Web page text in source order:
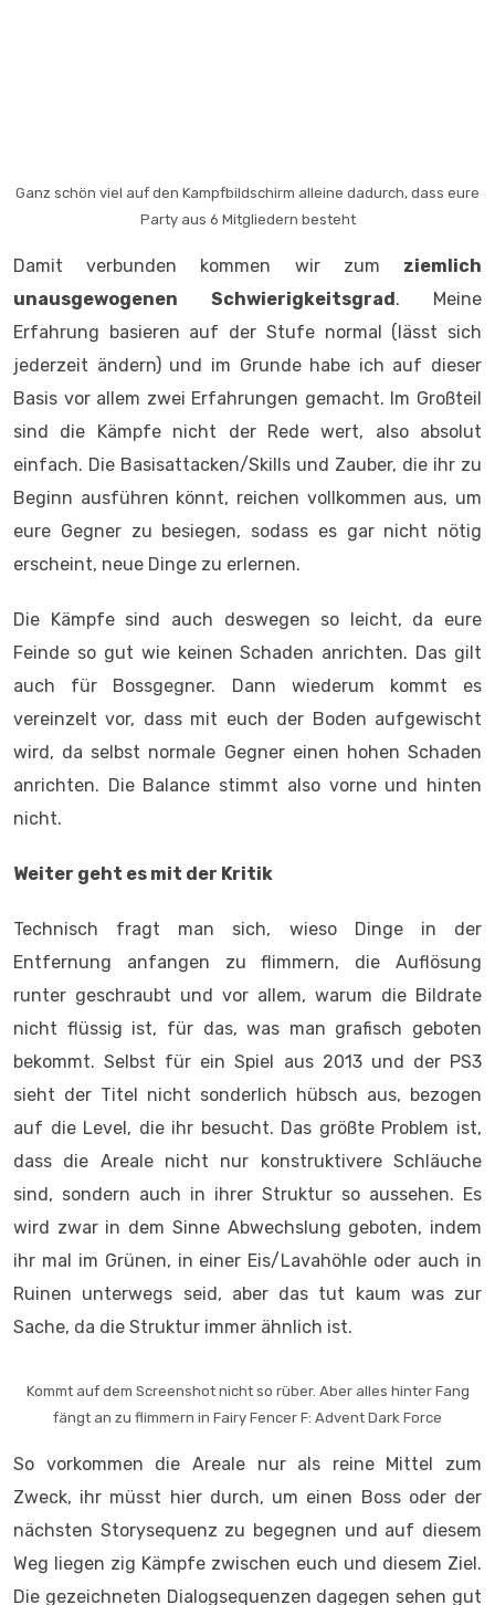
sind die Kämpfe nicht der Rede wert, also absolut
einfach. Die Basisattacken/Skills und Zauber, die ihr zu
Beginn ausführen könnt, reichen vollkommen aus, um
eure Gegner zu besiegen, sodass es gar nicht nötig
erscheint, neue Dinge zu erlernen.
Die Kämpfe sind auch deswegen so leicht, da eure
Feinde so gut wie keinen Schaden anrichten. Das gilt
auch für Bossgegner. Dann wiederum kommt es
vereinzelt vor, dass mit euch der Boden aufgewischt
wird, da selbst normale Gegner einen hohen Schaden
anrichten. Die Balance stimmt also vorne und hinten
Weiter geht es mit der Kritik
Technisch fragt man sich, wieso Dinge in der
Entfernung anfangen zu flimmern, die Auflösung
runter geschraubt und vor allem, warum die Bildrate
nicht flüssig ist, für das, was man grafisch geboten
bekommt. Selbst für ein Spiel aus 2013 und der PS3
sieht der Titel nicht sonderlich hübsch aus, bezogen
dass die Areale nicht nur konstruktivere Schläuche
sind, sondern auch in ihrer Struktur so aussehen. Es
wird zwar in dem Sinne Abwechslung geboten, indem
ihr mal im Grünen, in einer Eis/Lavahöhle oder auch in
Ruinen unterwegs seid, aber das tut kaum was zur
Sache, da die Struktur immer ähnlich ist.
Kommt auf dem Screenshot nicht so rüber. Aber alles hinter Fang
fängt an zu flimmern in Fairy Fencer F: Advent Dark Force
So vorkommen die Areale nur als reine Mittel zum
Zweck, ihr müsst hier durch, um einen Boss oder der
nächsten Storysequenz zu begegnen und auf diesem
Weg liegen zig Kämpfe zwischen euch und diesem Ziel.
aus, nur leider werden diese auch etwas
überstrapaziert, da fast alles was eigentlich um euch
geschieht, in Textboxen dargestellt wird. Es gibt
äußerst selten animierte Cutscenes und wenn ihr seht,
wisst ihr auch warum, da deren Qualität einfach nicht
die Rede wert sind. Dennoch wirkt dadurch das
Geschehen, wenn es mal dramatisch wird, doch dann